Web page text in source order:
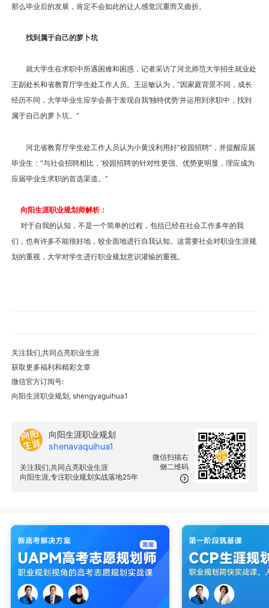
那么毕业后的发展，肯定不会如此的让人感觉沉重而又曲折。
找到属于自己的萝卜坑
就大学生在求职中所遇困难和困惑，记者采访了河北师范大学招生就业处
王副处长和省教育厅学生处工作人员。王运敏认为，“因家庭背景不同，成长
经历不同，大学毕业生应学会善于发现自我‘独特优势’并运用到求职中，找到
属于自己的萝卜坑。”
河北省教育厅学生处工作人员认为小黄没利用好“校园招聘”，并提醒应届
毕业生：“与社会招聘相比，‘校园招聘’的针对性更强、优势更明显，理应成为
应届毕业生求职的首选渠道。”
向阳生涯职业规划师解析：
对于自我的认知，不是一个简单的过程，包括已经在社会工作多年的我
们，也有许多不能很好地，较全面地进行自我认知。这需要社会对职业生涯规
划的重视，大学对学生进行职业规划意识灌输的重视。
关注我们,共同点亮职业生涯
获取更多福利和精彩文章
微信官方订阅号:
向阳生涯职业规划, shengyaguihua1
微信扫描右
侧二维码
向阳生涯职业规划
shenavaquihua1
关注我们,共同点亮职业生涯
向阳生涯,专注职业规划实战落地25年